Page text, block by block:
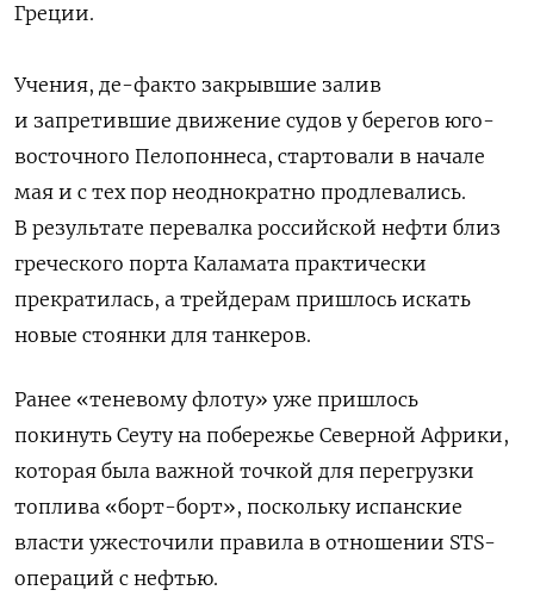
Греции.
Учения, де-факто закрывшие залив
и запретившие движение судов у берегов юго-
восточного Пелопоннеса, стартовали в начале
мая и с тех пор неоднократно продлевались.
В результате перевалка российской нефти близ
греческого порта Каламата практически
прекратилась, а трейдерам пришлось искать
новые стоянки для танкеров.
Ранее «теневому флоту» уже пришлось
покинуть Сеуту на побережье Северной Африки,
которая была важной точкой для перегрузки
топлива «борт-борт», поскольку испанские
власти ужесточили правила в отношении STS-
операций с нефтью.